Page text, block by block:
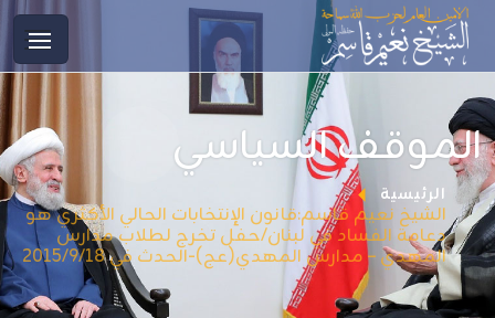
الموقف السياسي
الرئيسية
الشيخ نعيم قاسم:قانون الإنتخابات الحالي الأكثري هو
دعامة الفساد في لبنان/حفل تخرج لطلاب مدارس
المهدي – مدارس المهدي(عج)-الحدث في 2015/9/18